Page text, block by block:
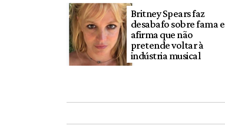
Britney Spears faz
desabafo sobre fama e
afirma que não
pretende voltar à
indústria musical